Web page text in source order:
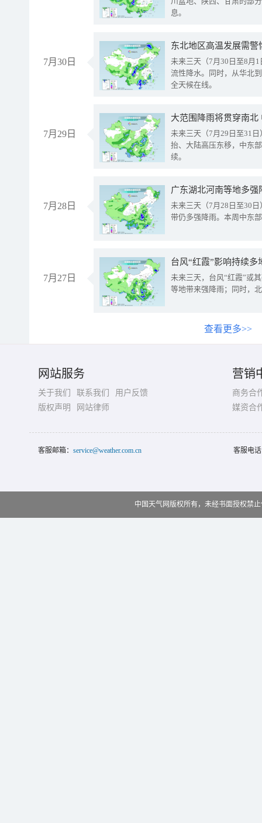
息。
7月30日
东北地区高温发展需
未来三天（7月30日至8月
流性降水。同时，从华北
全天候在线。
7月29日
大范围降雨将贯穿南
未来三天（7月29日至31
抬、大陆高压东移，中东
续。
7月28日
广东湖北河南等地多
未来三天（7月28日至30
带仍多强降雨。本周中东
7月27日
台风“红霞”影响持续
未来三天，台风“红霞”或
等地带来强降雨；同时，
查看更多>>
网站服务
关于我们 联系我们
用户反馈
版权声明
网站律师
营销
商务合
媒资合
客服邮箱： service@weather.com.cn 客服电
中国天气网版权所有，未经书面授权